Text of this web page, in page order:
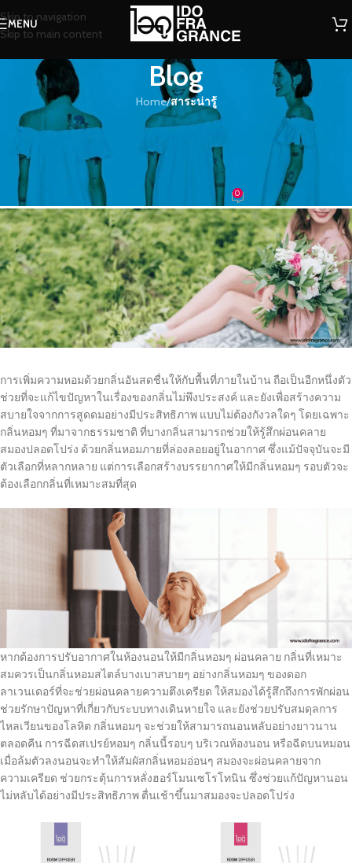
Skip to navigation
Skip to main content
MENU
Blog
Home/สาระน่ารู้
สาระน่ารู้
เพิ่มบรรยากาศกลิ่นความหอมรอบตัว
แบบง่ายๆ
น้ำหอม On 03/11/2020 0
การเพิ่มความหอมด้วยกลิ่นอันสดชื่นให้กับพื้นที่ภายในบ้าน ถือเป็นอีกหนึ่งตัว
ช่วยที่จะแก้ไขปัญหาในเรื่องของกลิ่นไม่พึงประสงค์ และยังเพื่อสร้างความ
สบายใจจากการสูดดมอย่างมีประสิทธิภาพ แบบไม่ต้องกังวลใดๆ โดยเฉพาะ
กลิ่นหอมๆ ที่มาจากธรรมชาติ ที่บางกลิ่นสามารถช่วยให้รู้สึกผ่อนคลาย
สมองปลอดโปร่ง ด้วยกลิ่นหอมภายที่ล่องลอยอยู่ในอากาศ ซึ่งแม้ปัจจุบันจะมี
ตัวเลือกที่หลากหลาย แต่การเลือกสร้างบรรยากาศให้มีกลิ่นหอมๆ รอบตัวจะ
ต้องเลือกกลิ่นที่เหมาะสมที่สุด
หากต้องการปรับอากาศในห้องนอนให้มีกลิ่นหอมๆ ผ่อนคลาย กลิ่นที่เหมาะ
สมควรเป็นกลิ่นหอมสไตล์บางเบาสบายๆ อย่างกลิ่นหอมๆ ของดอก
ลาเวนเดอร์ที่จะช่วยผ่อนคลายความตึงเครียด ให้สมองได้รู้สึกถึงการพักผ่อน
ช่วยรักษาปัญหาที่เกี่ยวกับระบบทางเดินหายใจ และยังช่วยปรับสมดุลการ
ไหลเวียนของโลหิต กลิ่นหอมๆ จะช่วยให้สามารถนอนหลับอย่างยาวนาน
ตลอดคืน การฉีดสเปรย์หอมๆ กลิ่นนี้รอบๆ บริเวณห้องนอน หรือฉีดบนหมอน
เมื่อล้มตัวลงนอนจะทำให้สัมผัสกลิ่นหอมอ่อนๆ สมองจะผ่อนคลายจาก
ความเครียด ช่วยกระตุ้นการหลั่งฮอร์โมนเซโรโทนิน ซึ่งช่วยแก้ปัญหานอน
ไม่หลับได้อย่างมีประสิทธิภาพ ตื่นเช้าขึ้นมาสมองจะปลอดโปร่ง